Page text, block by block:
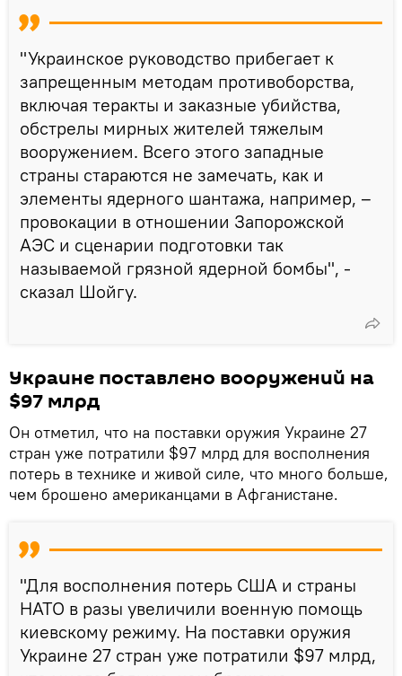
"Украинское руководство прибегает к
запрещенным методам противоборства,
включая теракты и заказные убийства,
обстрелы мирных жителей тяжелым
вооружением. Всего этого западные
страны стараются не замечать, как и
элементы ядерного шантажа, например, –
провокации в отношении Запорожской
АЭС и сценарии подготовки так
называемой грязной ядерной бомбы", -
сказал Шойгу.
Украине поставлено вооружений на
$97 млрд
Он отметил, что на поставки оружия Украине 27
стран уже потратили $97 млрд для восполнения
потерь в технике и живой силе, что много больше,
чем брошено американцами в Афганистане.
"Для восполнения потерь США и страны
НАТО в разы увеличили военную помощь
киевскому режиму. На поставки оружия
Украине 27 стран уже потратили $97 млрд,